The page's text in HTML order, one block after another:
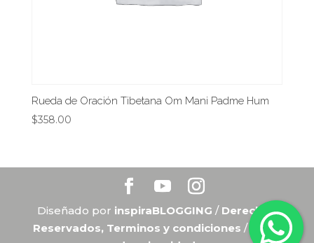
Rueda de Oración Tibetana Om Mani Padme Hum
$358.00
Diseñado por inspiraBLOGGING / Derechos
Reservados, Terminos y condiciones / Aviso